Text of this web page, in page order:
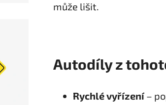
může lišit.
Autodíly z
Rychlé vyřízení –